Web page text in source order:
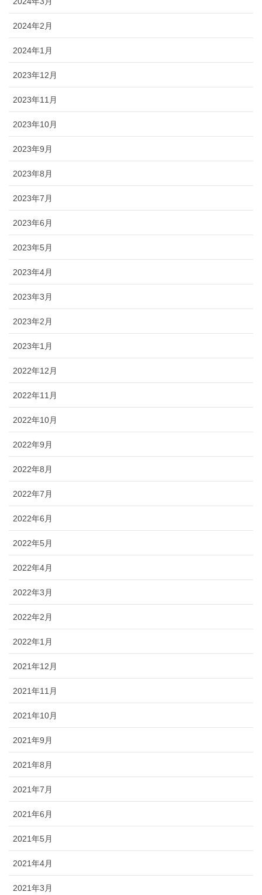
2024年2月
2024年1月
2023年12月
2023年11月
2023年10月
2023年9月
2023年8月
2023年7月
2023年6月
2023年5月
2023年4月
2023年3月
2023年2月
2023年1月
2022年12月
2022年11月
2022年10月
2022年9月
2022年8月
2022年7月
2022年6月
2022年5月
2022年4月
2022年3月
2022年2月
2022年1月
2021年12月
2021年11月
2021年10月
2021年9月
2021年8月
2021年7月
2021年6月
2021年5月
2021年4月
2021年3月